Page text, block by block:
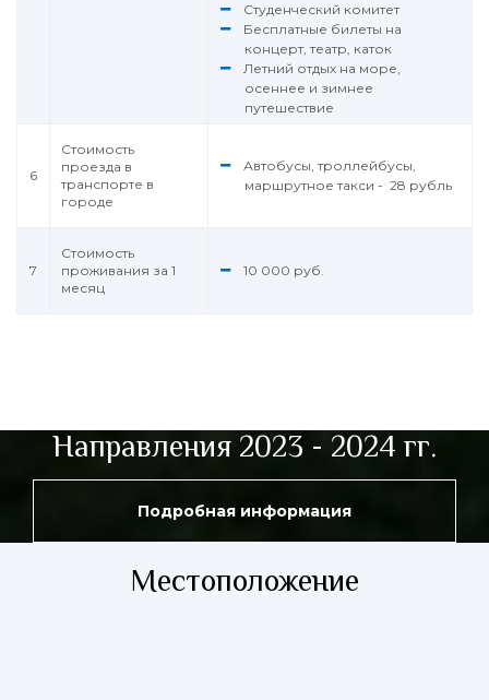
Студенческий комитет
Бесплатные билеты на
концерт, театр, каток
Летний отдых на море,
осеннее и зимнее
путешествие
6
Стоимость
проезда в
транспорте в
городе
Автобусы, троллейбусы,
маршрутное такси - 28 рубль
7
Стоимость
проживания за 1
месяц
10 000 руб.
Направления 2023 - 2024 гг.
Подробная информация
Местоположение